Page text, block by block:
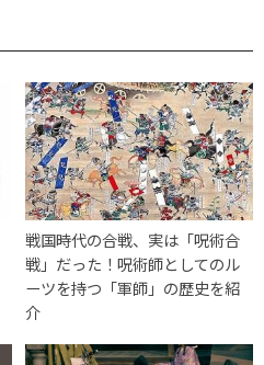
戦国時代の合戦、実は「呪術合
戦」だった！呪術師としてのル
ーツを持つ「軍師」の歴史を紹
介